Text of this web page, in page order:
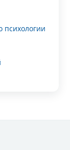
психологии